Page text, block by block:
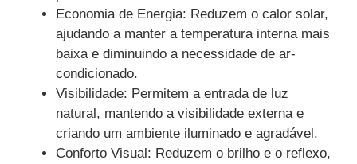
Economia de Energia: Reduzem o calor solar,
ajudando a manter a temperatura interna mais
baixa e diminuindo a necessidade de ar-
condicionado.
Visibilidade: Permitem a entrada de luz
natural, mantendo a visibilidade externa e
criando um ambiente iluminado e agradável.
Conforto Visual: Reduzem o brilho e o reflexo,